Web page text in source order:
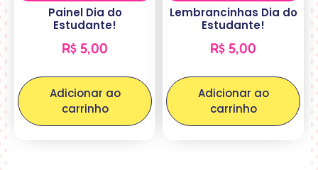
Painel Dia do
Estudante!
R$ 5,00
Adicionar ao
carrinho
Lembrancinhas Dia do
Estudante!
R$ 5,00
Adicionar ao
carrinho